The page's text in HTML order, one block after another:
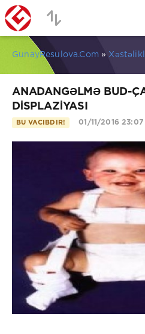
GunayResulova.Com»
ANADANGƏLMƏ BUD-
DİSPLAZİYASI
BU VACIBDIR! 01/11/2016 23:07